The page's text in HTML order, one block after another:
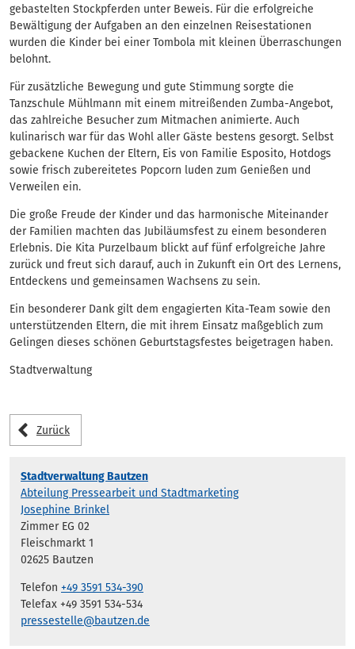
gebastelten Stockpferden unter Beweis. Für die erfolgreiche
Bewältigung der Aufgaben an den einzelnen Reisestationen
wurden die Kinder bei einer Tombola mit kleinen Überraschungen
belohnt.
Für zusätzliche Bewegung und gute Stimmung sorgte die
Tanzschule Mühlmann mit einem mitreißenden Zumba-Angebot,
das zahlreiche Besucher zum Mitmachen animierte. Auch
kulinarisch war für das Wohl aller Gäste bestens gesorgt. Selbst
gebackene Kuchen der Eltern, Eis von Familie Esposito, Hotdogs
sowie frisch zubereitetes Popcorn luden zum Genießen und
Verweilen ein.
Die große Freude der Kinder und das harmonische Miteinander
der Familien machten das Jubiläumsfest zu einem besonderen
Erlebnis. Die Kita Purzelbaum blickt auf fünf erfolgreiche Jahre
zurück und freut sich darauf, auch in Zukunft ein Ort des Lernens,
Entdeckens und gemeinsamen Wachsens zu sein.
Ein besonderer Dank gilt dem engagierten Kita-Team sowie den
unterstützenden Eltern, die mit ihrem Einsatz maßgeblich zum
Gelingen dieses schönen Geburtstagsfestes beigetragen haben.
Stadtverwaltung
Zurück
Stadtverwaltung Bautzen
Abteilung Pressearbeit und Stadtmarketing
Josephine Brinkel
Zimmer EG 02
Fleischmarkt 1
02625 Bautzen
Telefon +49 3591 534-390
Telefax +49 3591 534-534
pressestelle@bautzen.de